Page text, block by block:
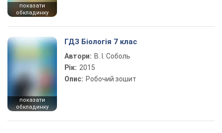
показати
обкладинку
показати
обкладинку
ГДЗ Біологія 7 клас
Автори: В. І. Соболь
Рік: 2015
Опис: Робочий зошит